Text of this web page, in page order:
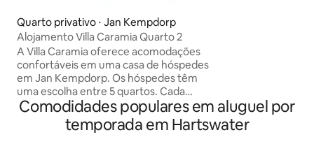
Quarto privativo ⋅ Jan Kempdorp
Alojamento Villa Caramia Quarto 2
A Villa Caramia oferece acomodações
confortáveis em uma casa de hóspedes
em Jan Kempdorp. Os hóspedes têm
uma escolha entre 5 quartos. Cada
quarto dispõe de entrada privativa,
banheiro privativo, camas confortáveis,
roupa de cama e toalhas de banho de
Comodidades populares em aluguel por
temporada em Hartswater